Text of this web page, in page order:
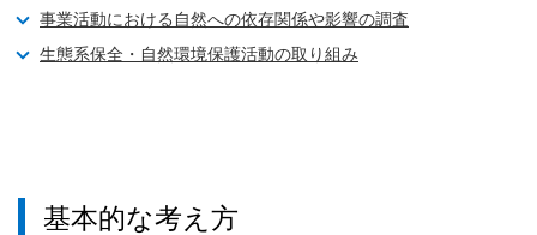
事業活動における自然への依存関係や影響の調査
生態系保全・自然環境保護活動の取り組み
基本的な考え方